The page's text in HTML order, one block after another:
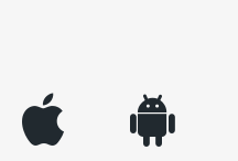
appleinc android